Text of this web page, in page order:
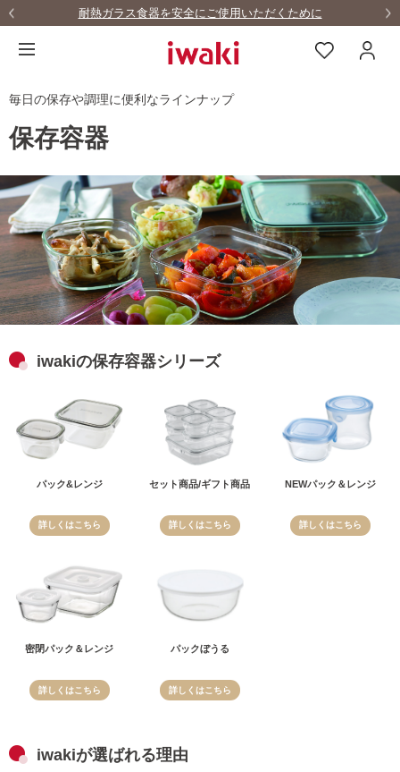
耐熱ガラス食器を安全にご使用いただくために
毎日の保存や調理に便利なラインナップ
保存容器
iwakiの保存容器シリーズ
パック&レンジ
詳しくはこちら
セット商品/ギフト商品
詳しくはこちら
NEWパック＆レンジ
詳しくはこちら
密閉パック＆レンジ
詳しくはこちら
パックぼうる
詳しくはこちら
iwakiが選ばれる理由